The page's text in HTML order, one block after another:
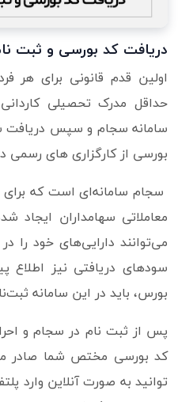
دریافت کد بورسی و ثبت
حداقل مدرک تحصیلی
سامانه سجام و سپس دریافت
بورسی از کارگزاری های
سجام سامانه‌ای است که
معاملاتی سهامداران ایجاد
می‌توانند دارایی‌های خود را
سودهای دریافتی نیز اطلاع
بورس، باید در این سامانه
پس از ثبت نام در سجام و
کد بورسی مختص شما صادر
توانید به صورت آنلاین وارد